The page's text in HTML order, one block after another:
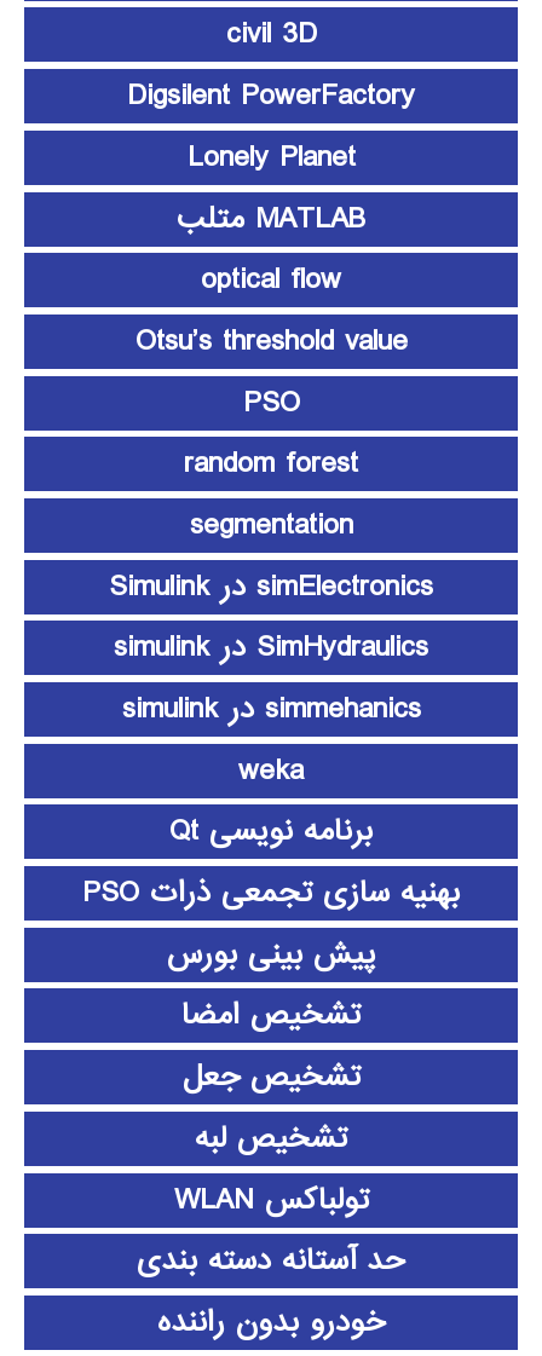
civil 3D
Digsilent PowerFactory
Lonely Planet
MATLAB متلب
optical flow
Otsu’s threshold value
PSO
random forest
segmentation
simElectronics در Simulink
SimHydraulics در simulink
simmehanics در simulink
weka
برنامه نویسی Qt
بهنیه سازی تجمعی ذرات PSO
پیش بینی بورس
تشخیص امضا
تشخیص جعل
تشخیص لبه
تولباکس WLAN
حد آستانه دسته بندی
خودرو بدون راننده